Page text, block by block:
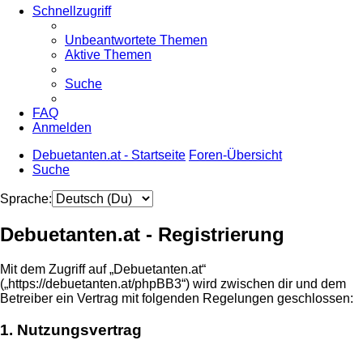
Schnellzugriff
Unbeantwortete Themen
Aktive Themen
Suche
FAQ
Anmelden
Debuetanten.at - Startseite Foren-Übersicht
Suche
Sprache:
Debuetanten.at - Registrierung
Mit dem Zugriff auf „Debuetanten.at“
(„https://debuetanten.at/phpBB3“) wird zwischen dir und dem
Betreiber ein Vertrag mit folgenden Regelungen geschlossen:
1. Nutzungsvertrag